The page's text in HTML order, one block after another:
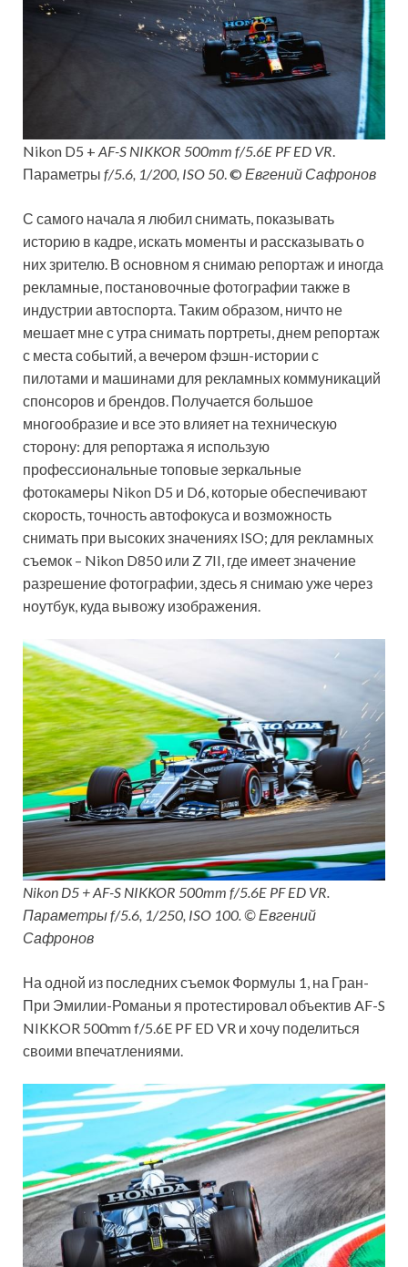
Nikon D5 + AF-S NIKKOR 500mm f/5.6E PF ED VR.
Параметры f/5.6, 1/200, ISO 50. © Евгений Сафронов
С самого начала я любил снимать, показывать
историю в кадре, искать моменты и рассказывать о
них зрителю. В основном я снимаю репортаж и иногда
рекламные, постановочные фотографии также в
индустрии автоспорта. Таким образом, ничто не
мешает мне с утра снимать портреты, днем репортаж
с места событий, а вечером фэшн-истории с
пилотами и машинами для рекламных коммуникаций
спонсоров и брендов. Получается большое
многообразие и все это влияет на техническую
сторону: для репортажа я использую
профессиональные топовые зеркальные
фотокамеры Nikon D5 и D6, которые обеспечивают
скорость, точность автофокуса и возможность
снимать при высоких значениях ISO; для рекламных
съемок – Nikon D850 или Z 7II, где имеет значение
разрешение фотографии, здесь я снимаю уже через
ноутбук, куда вывожу изображения.
Nikon D5 + AF-S NIKKOR 500mm f/5.6E PF ED VR.
Параметры f/5.6, 1/250, ISO 100. © Евгений
Сафронов
На одной из последних съемок Формулы 1, на Гран-
При Эмилии-Романьи я протестировал объектив AF-S
NIKKOR 500mm f/5.6E PF ED VR и хочу поделиться
своими впечатлениями.